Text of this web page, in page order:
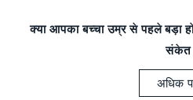
क्या आपका बच्चा उम्र से पहले बड़ा हो
संकेत
अधिक